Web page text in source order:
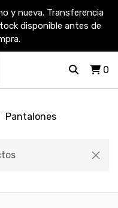
y nueva. Transferencia
disponible antes de
0
Pantalones